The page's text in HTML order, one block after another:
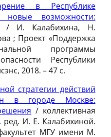
в Республике
возможности:
/ И. Калабихина, Н.
; Проект «Поддержка
программы
Республики
2018. – 47 с.
стратегии действий
в городе Москве:
/ коллективная
И. Е. Калабихиной.
МГУ имени М.